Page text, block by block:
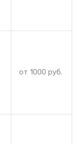
от 1000 руб.